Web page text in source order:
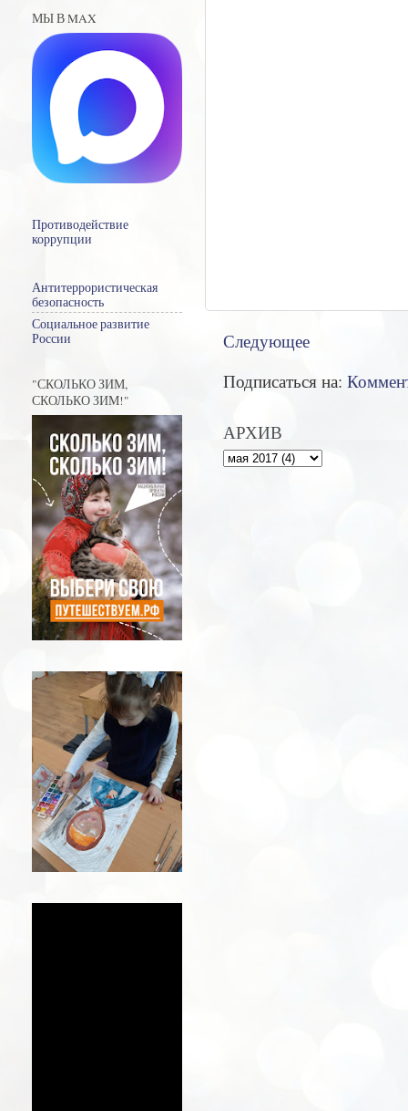
Следующее
Подписаться на:
АРХИВ
МЫ В MAX
Противодействие
коррупции
Антитеррористическая
безопасность
Социальное развитие
России
"СКОЛЬКО ЗИМ,
СКОЛЬКО ЗИМ!"